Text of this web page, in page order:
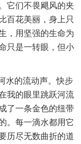
它们不畏飓风的夹
百花美丽，身上只
，用坚强的生命为
只是一转眼，但小
的流动声。快步
我的眼里跳跃河流
了一条金色的纽带
。每一滴水都用它
历尽无数曲折的道